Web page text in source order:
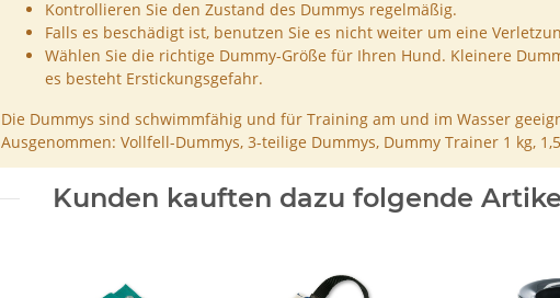
Kontrollieren Sie den Zustand des Dummys regelmäßig.
Falls es beschädigt ist, benutzen Sie es nicht weiter um eine
Wählen Sie die richtige Dummy-Größe für Ihren Hund. Kleinere
es besteht Erstickungsgefahr.
Die Dummys sind schwimmfähig und für Training am und im Wasser
Ausgenommen: Vollfell-Dummys, 3-teilige Dummys, Dummy Trainer 1 kg,
Kunden kauften dazu folgende